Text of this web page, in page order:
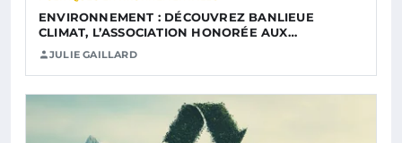
ENVIRONNEMENT : DÉCOUVREZ BANLIEUE
CLIMAT, L’ASSOCIATION HONORÉE AUX…
JULIE GAILLARD